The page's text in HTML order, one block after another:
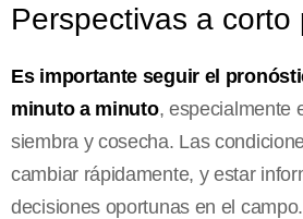
Perspectivas a corto
Es importante seguir el
minuto a minuto, especialmente
siembra y cosecha. Las
cambiar rápidamente, y estar
decisiones oportunas en el campo.